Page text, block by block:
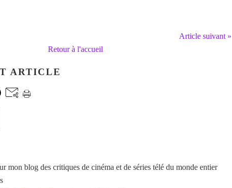
Article suivant »
Retour à l'accueil
ARTICLE
mon blog des critiques de cinéma et de séries télé du monde entier